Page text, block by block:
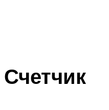
Счетчик